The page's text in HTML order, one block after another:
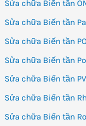
Sửa chữa Biến tần
Sửa chữa Biến tần
Sửa chữa Biến tần
Sửa chữa Biến tần
Sửa chữa Biến tần
Sửa chữa Biến tần
Sửa chữa Biến tần